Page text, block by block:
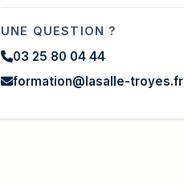
UNE QUESTION ?
03 25 80 04 44
formation@lasalle-troyes.fr